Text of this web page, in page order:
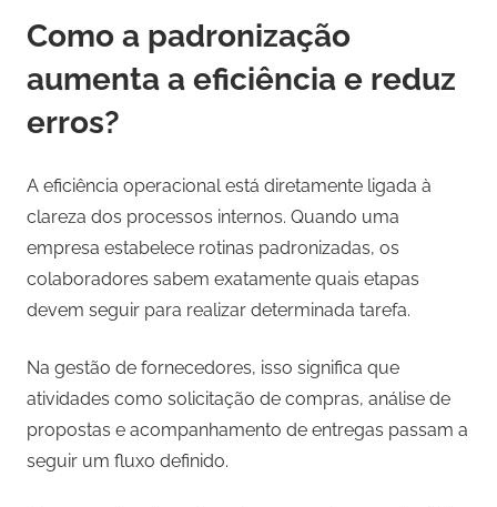
Como a padronização
aumenta a eficiência e reduz
erros?
A eficiência operacional está diretamente ligada à
clareza dos processos internos. Quando uma
empresa estabelece rotinas padronizadas, os
colaboradores sabem exatamente quais etapas
devem seguir para realizar determinada tarefa.
Na gestão de fornecedores, isso significa que
atividades como solicitação de compras, análise de
propostas e acompanhamento de entregas passam a
seguir um fluxo definido.